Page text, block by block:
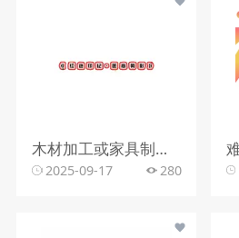
木材加工或家具制造行业
2025-09-17 280